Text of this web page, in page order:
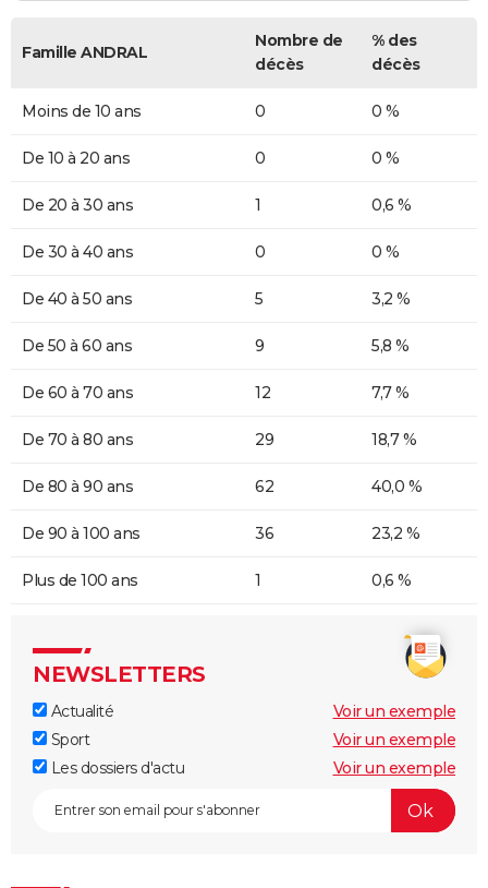
Famille ANDRAL
Nombre de
décès
% des
décès
Moins de 10 ans 0 0 %
De 10 à 20 ans 0 0 %
De 20 à 30 ans 1 0,6 %
De 30 à 40 ans 0 0 %
De 40 à 50 ans 5 3,2 %
De 50 à 60 ans 9 5,8 %
De 60 à 70 ans 12 7,7 %
De 70 à 80 ans 29 18,7 %
De 80 à 90 ans 62 40,0 %
De 90 à 100 ans 36 23,2 %
Plus de 100 ans 1 0,6 %
NEWSLETTERS
Actualité
Voir un exemple
Sport
Voir un exemple
Les dossiers d'actu
Voir un exemple